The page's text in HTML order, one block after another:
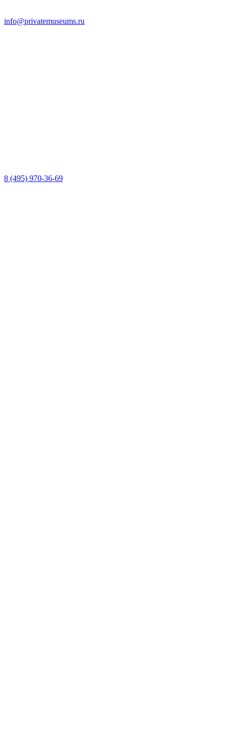
info@privatemuseums.ru
8 (495) 970-36-69